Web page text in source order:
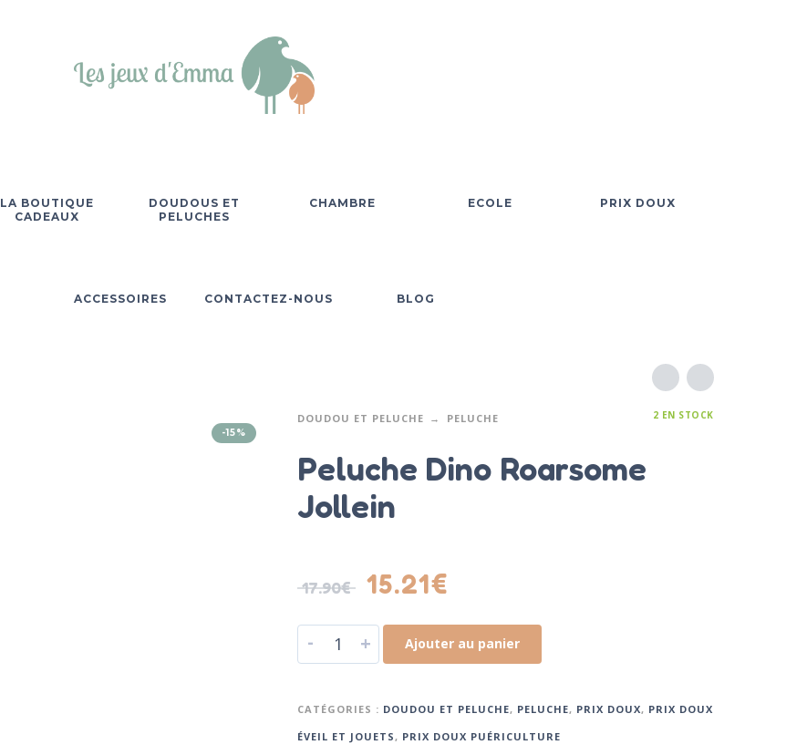
LA BOUTIQUE
CADEAUX
DOUDOUS ET
PELUCHES
CHAMBRE ECOLE PRIX DOUX
ACCESSOIRES CONTACTEZ-NOUS BLOG
-15%
DOUDOU ET PELUCHE PELUCHE 2 EN STOCK
Peluche Dino Roarsome
Jollein
17.90€ 15.21€
- + Ajouter au panier
CATÉGORIES : DOUDOU ET PELUCHE, PELUCHE, PRIX DOUX, PRIX DOUX
ÉVEIL ET JOUETS , PRIX DOUX PUÉRICULTURE